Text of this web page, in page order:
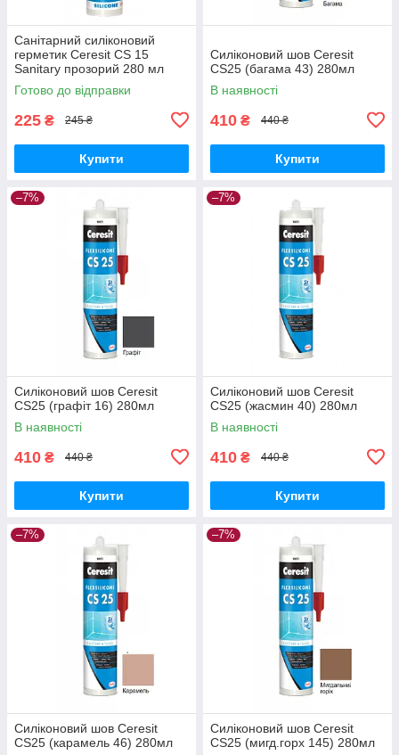
Санітарний силіконовий
герметик Ceresit CS 15
Sanitary прозорий 280 мл
Готово до відправки
225 ₴ 245 ₴
Купити
Силіконовий шов Ceresit
CS25 (багама 43) 280мл
В наявності
410 ₴ 440 ₴
Купити
–7%
Силіконовий шов Ceresit
CS25 (графіт 16) 280мл
В наявності
410 ₴ 440 ₴
Купити
–7%
Силіконовий шов Ceresit
CS25 (жасмин 40) 280мл
В наявності
410 ₴ 440 ₴
Купити
–7%
Силіконовий шов Ceresit
CS25 (карамель 46) 280мл
–7%
Силіконовий шов Ceresit
CS25 (мигд.горх 145) 280мл